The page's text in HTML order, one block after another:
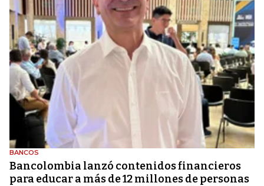
BANCOS
Bancolombia lanzó contenidos financieros
para educar a más de 12 millones de personas